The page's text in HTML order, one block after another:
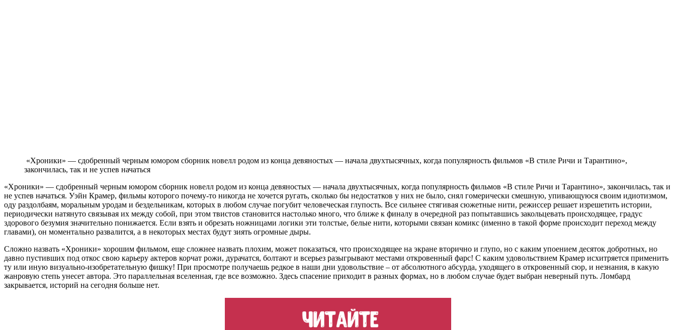
«Хроники» — сдобренный черным юмором сборник новелл родом из конца девяностых — начала двухтысячных, когда популярность фильмов «В стиле Ричи и Тарантино»,
закончилась, так и не успев начаться
«Хроники» — сдобренный черным юмором сборник новелл родом из конца девяностых — начала двухтысячных, когда популярность фильмов «В стиле Ричи и Тарантино», закончилась, так и
не успев начаться. Уэйн Крамер, фильмы которого почему-то никогда не хочется ругать, сколько бы недостатков у них не было, снял гомерически смешную, упивающуюся своим идиотизмом,
оду раздолбаям, моральным уродам и бездельникам, которых в любом случае погубит человеческая глупость. Все сильнее стягивая сюжетные нити, режиссер решает изрешетить истории,
периодически натянуто связывая их между собой, при этом твистов становится настолько много, что ближе к финалу в очередной раз попытавшись закольцевать происходящее, градус
здорового безумия значительно понижается. Если взять и обрезать ножницами логики эти толстые, белые нити, которыми связан комикс (именно в такой форме происходит переход между
главами), он моментально развалится, а в некоторых местах будут зиять огромные дыры.
Сложно назвать «Хроники» хорошим фильмом, еще сложнее назвать плохим, может показаться, что происходящее на экране вторично и глупо, но с каким упоением десяток добротных, но
давно пустивших под откос свою карьеру актеров корчат рожи, дурачатся, болтают и всерьез разыгрывают местами откровенный фарс! С каким удовольствием Крамер исхитряется применить
ту или иную визуально-изобретательную фишку! При просмотре получаешь редкое в наши дни удовольствие – от абсолютного абсурда, уходящего в откровенный сюр, и незнания, в какую
жанровую степь унесет автора. Это параллельная вселенная, где все возможно. Здесь спасение приходит в разных формах, но в любом случае будет выбран неверный путь. Ломбард
закрывается, историй на сегодня больше нет.